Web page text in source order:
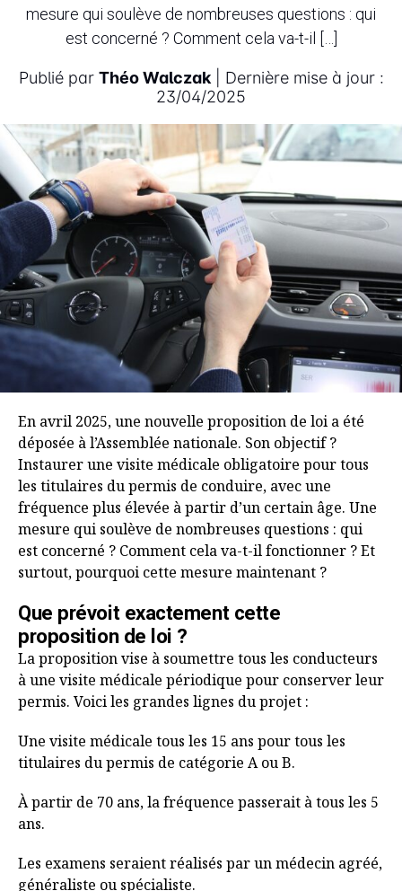
mesure qui soulève de nombreuses questions : qui
est concerné ? Comment cela va-t-il […]
Publié par Théo Walczak| Dernière mise à jour :
23/04/2025
En avril 2025, une nouvelle proposition de loi a été
déposée à l’Assemblée nationale. Son objectif ?
Instaurer une visite médicale obligatoire pour tous
les titulaires du permis de conduire, avec une
fréquence plus élevée à partir d’un certain âge. Une
mesure qui soulève de nombreuses questions : qui
est concerné ? Comment cela va-t-il fonctionner ? Et
surtout, pourquoi cette mesure maintenant ?
Que prévoit exactement cette
proposition de loi ?
La proposition vise à soumettre tous les conducteurs
à une visite médicale périodique pour conserver leur
permis. Voici les grandes lignes du projet :
Une visite médicale tous les 15 ans pour tous les
titulaires du permis de catégorie A ou B.
À partir de 70 ans, la fréquence passerait à tous les 5
ans.
Les examens seraient réalisés par un médecin agréé,
généraliste ou spécialiste.